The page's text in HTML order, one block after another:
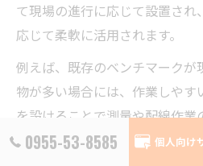
て現場の進行に応じて設置さ
応じて柔軟に活用されます。
例えば、既存のベンチマーク
物が多い場合には、作業しやす
を設けることで測量や配線作
きます。しかし、仮ベンチマー
0955-53-8585 個人向け